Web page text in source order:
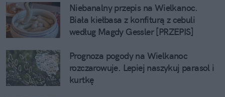
Niebanalny przepis na Wielkanoc.
Biała kiełbasa z konfiturą z cebuli
według Magdy Gessler [PRZEPIS]
Prognoza pogody na Wielkanoc
rozczarowuje. Lepiej naszykuj parasol i
kurtkę